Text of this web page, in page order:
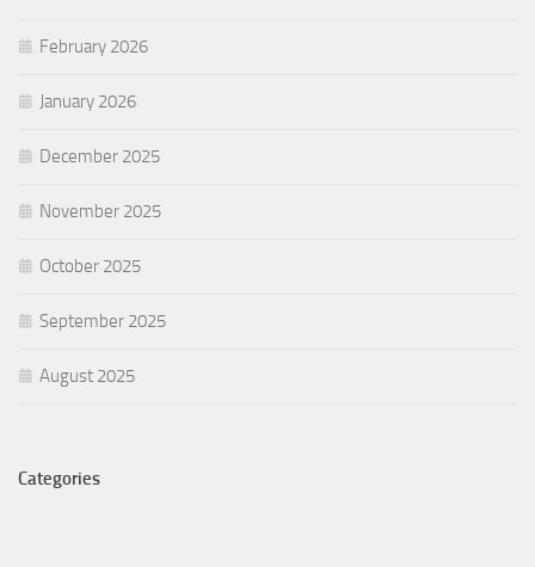
February 2026
January 2026
December 2025
November 2025
October 2025
September 2025
August 2025
Categories